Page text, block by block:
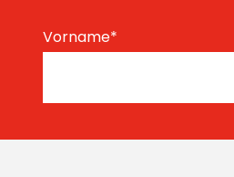
Vorname*